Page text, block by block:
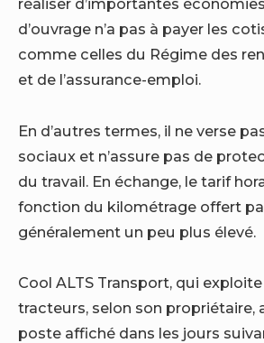
réaliser d’importantes
d’ouvrage n’a pas à payer les
comme celles du Régime des
et de l’assurance-emploi.
En d’autres termes, il ne verse
sociaux et n’assure pas de
du travail. En échange, le tarif
fonction du kilométrage offert
généralement un peu plus élevé.
Cool ALTS Transport, qui
tracteurs, selon son propriétaire,
poste affiché dans les jours